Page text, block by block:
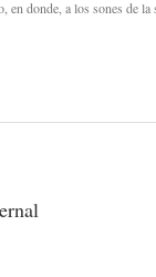
en donde, a los sones de la